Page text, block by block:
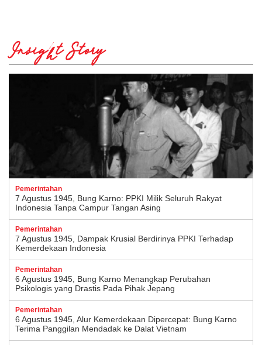
Insight Story
Pemerintahan
7 Agustus 1945, Bung Karno: PPKI Milik Seluruh Rakyat
Indonesia Tanpa Campur Tangan Asing
Pemerintahan
7 Agustus 1945, Dampak Krusial Berdirinya PPKI Terhadap
Kemerdekaan Indonesia
Pemerintahan
6 Agustus 1945, Bung Karno Menangkap Perubahan
Psikologis yang Drastis Pada Pihak Jepang
Pemerintahan
6 Agustus 1945, Alur Kemerdekaan Dipercepat: Bung Karno
Terima Panggilan Mendadak ke Dalat Vietnam